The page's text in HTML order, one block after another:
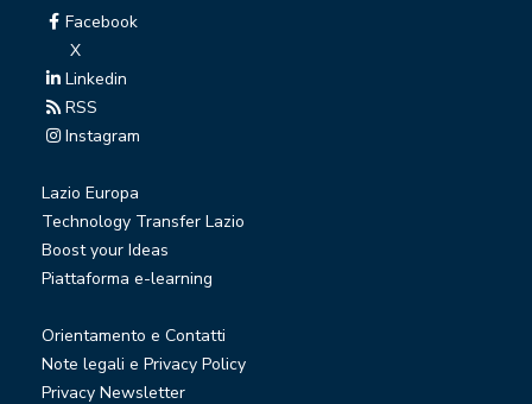
Facebook
X
Linkedin
RSS
Instagram
Lazio Europa
Technology Transfer Lazio
Boost your Ideas
Piattaforma e-learning
Orientamento e Contatti
Note legali e Privacy Policy
Privacy Newsletter